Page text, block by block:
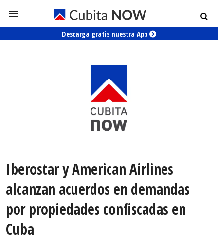
Descarga gratis nuestra App
Iberostar y American Airlines
alcanzan acuerdos en demandas
por propiedades confiscadas en
Cuba